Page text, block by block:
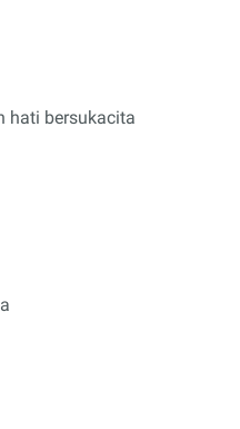
hati bersukacita